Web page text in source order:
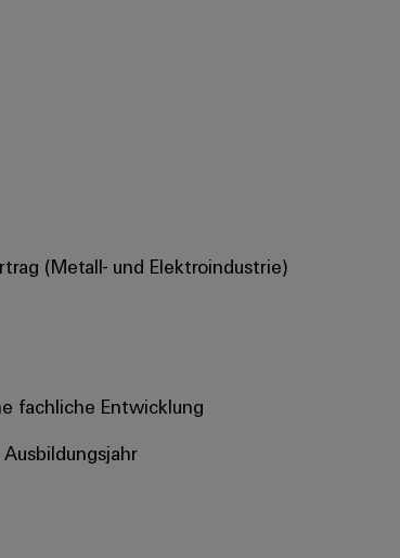
(Metall- und Elektroindustrie)
fachliche Entwicklung